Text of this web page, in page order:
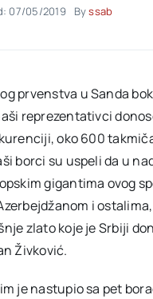
07/05/2019 Byssab
prvenstva u Sanda
reprezentativci
oko 600
borci su uspeli da u
gigantima ovog
i
zlato koje je Srbiji
Živković.
je nastupio sa pet